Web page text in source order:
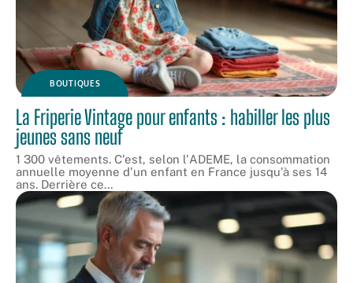
BOUTIQUES
La Friperie Vintage pour enfants : habiller les plus
jeunes sans neuf
1 300 vêtements. C'est, selon l'ADEME, la consommation
annuelle moyenne d'un enfant en France jusqu'à ses 14
ans. Derrière ce…